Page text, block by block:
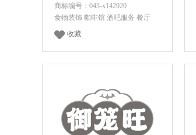
商标编号：043-x142920
食物装饰 咖啡馆 酒吧服务 餐厅
收藏